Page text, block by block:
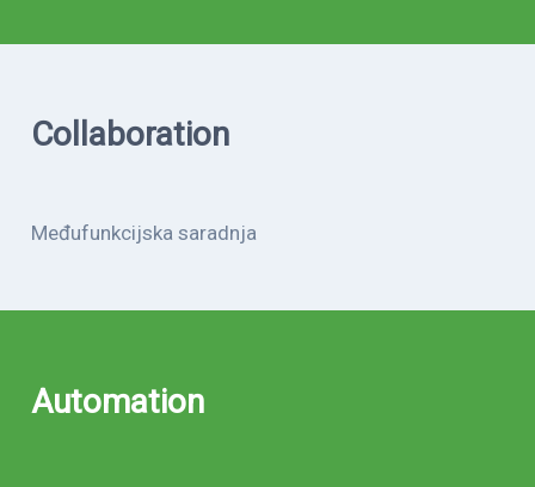
Collaboration
Međufunkcijska saradnja
Automation